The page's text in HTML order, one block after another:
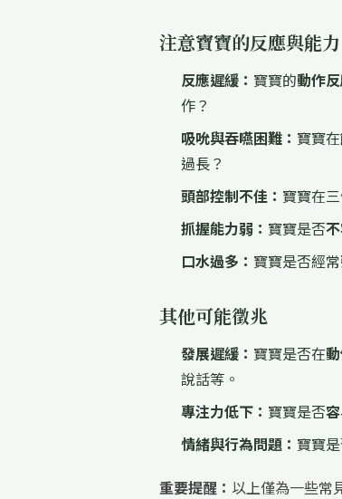
注意寶寶的反應與能力
反應遲緩： 寶寶的動作
作？
吸吮與吞嚥困難： 寶寶在
過長？
頭部控制不佳： 寶寶在
抓握能力弱： 寶寶是否
口水過多： 寶寶是否經常
其他可能徵兆
發展遲緩： 寶寶是否在
說話等。
專注力低下： 寶寶是否
情緒與行為問題： 寶寶
重要提醒： 以上僅為一些常